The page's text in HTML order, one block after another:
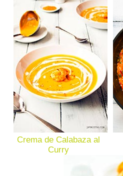
Crema de Calabaza al
Curry